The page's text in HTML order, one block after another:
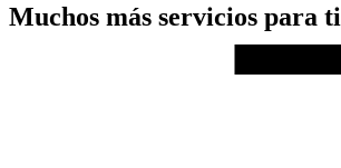
Muchos más servicios para ti